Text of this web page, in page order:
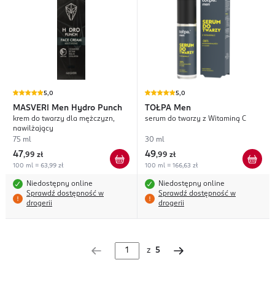
5,0
MASVERI Men Hydro Punch
krem do twarzy dla mężczyzn,
nawilżający
75 ml
47,99 zł
100 ml = 63,99 zł
Niedostępny online
Sprawdź dostępność w
drogerii
5,0
TOŁPA Men
serum do twarzy z Witaminą C
30 ml
49,99 zł
100 ml = 166,63 zł
Niedostępny online
Sprawdź dostępność w
drogerii
z 5